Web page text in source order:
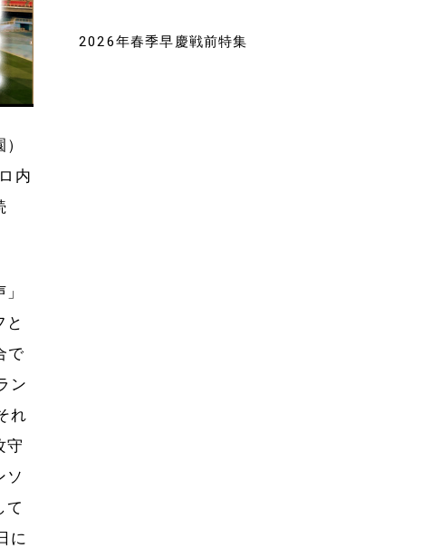
内
と
で
ン
れ
守
ソ
て
に
2026年春季早慶戦前特集